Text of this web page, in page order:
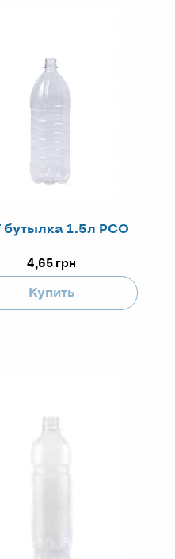
бутылка 1.5л РСО
4,65 грн
Купить